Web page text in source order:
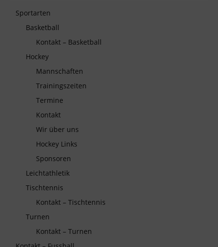
Sportarten
Basketball
Kontakt – Basketball
Hockey
Mannschaften
Trainingszeiten
Termine
Kontakt
Wir über uns
Hockey Links
Sponsoren
Leichtathletik
Tischtennis
Kontakt – Tischtennis
Turnen
Kontakt – Turnen